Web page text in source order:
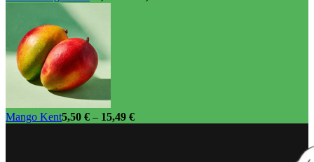
Mango Kent5,50 € – 15,49 €